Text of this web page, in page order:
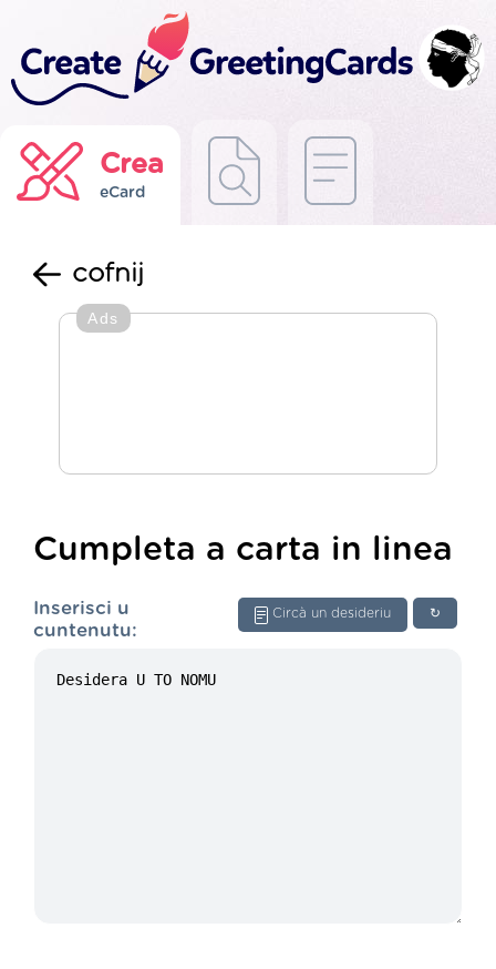
Crea
eCard
cofnij
Ads
Cumpleta a carta in linea
↻
Circà un desideriu
Inserisci u
cuntenutu: